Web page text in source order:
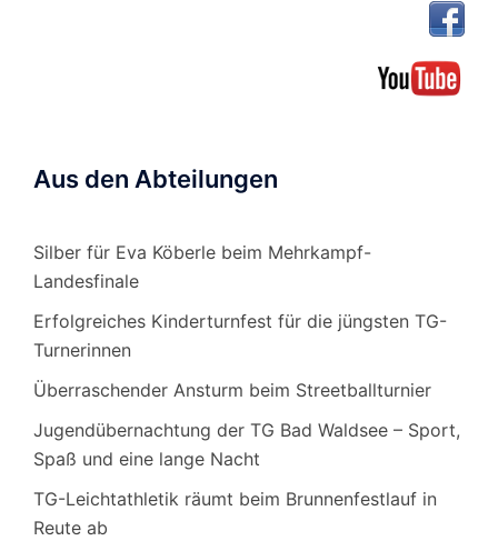
Aus den Abteilungen
Silber für Eva Köberle beim Mehrkampf-
Landesfinale
Erfolgreiches Kinderturnfest für die jüngsten TG-
Turnerinnen
Überraschender Ansturm beim Streetballturnier
Jugendübernachtung der TG Bad Waldsee – Sport,
Spaß und eine lange Nacht
TG-Leichtathletik räumt beim Brunnenfestlauf in
Reute ab